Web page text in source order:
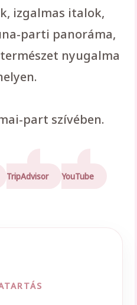
izgalmas italok,
parti panoráma,
nyugalma
part szívében.
TripAdvisor YouTube